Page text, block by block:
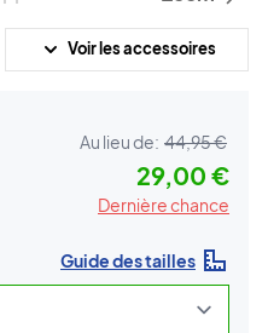
Voir les accessoires
Au lieu de: 44,95 €
29,00 €
Dernière chance
Guide des tailles